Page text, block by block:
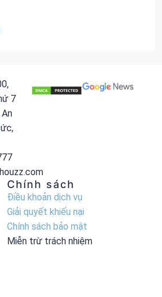
7
Chính sách
Điều khoản dịch vụ
Giải quyết khiếu nại
Chính sách bảo mật
Miễn trừ trách nhiệm